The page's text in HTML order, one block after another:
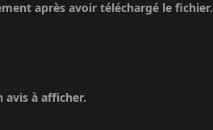
après avoir téléchargé le fichier.
avis à afficher.